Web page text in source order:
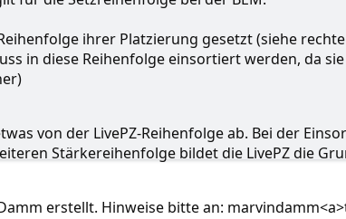
ihrer Platzierung gesetzt (siehe rechte
in diese Reihenfolge einsortiert werden, da
von der LivePZ-Reihenfolge ab. Bei der
Stärkereihenfolge bildet die LivePZ die
erstellt. Hinweise bitte an: